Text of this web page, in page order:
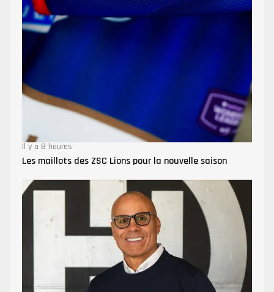
Il y a 8 heures
Les maillots des ZSC Lions pour la nouvelle saison